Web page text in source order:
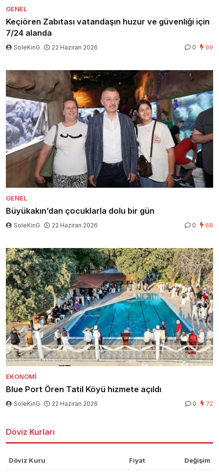
GENEL
Keçiören Zabıtası vatandaşın huzur ve güvenliği için
7/24 alanda
SoleKinG 22 Haziran 2026 0 99
GENEL
Büyükakın’dan çocuklarla dolu bir gün
SoleKinG 22 Haziran 2026 0 68
EKONOMI
Blue Port Ören Tatil Köyü hizmete açıldı
SoleKinG 22 Haziran 2026 0 72
Döviz Kurları
Döviz Kuru Fiyat Değişim